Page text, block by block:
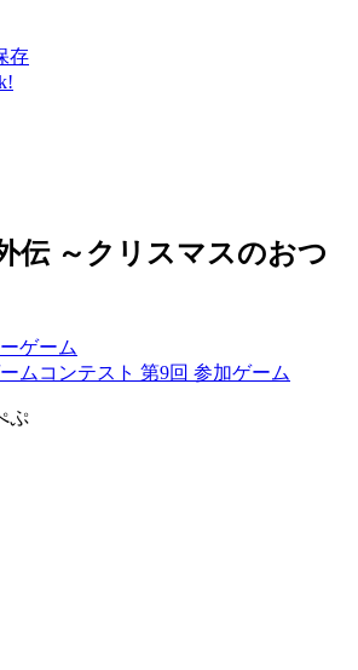
存
伝 ～クリスマスのおつ
ゲーム
ムコンテスト 第9回 参加ゲーム